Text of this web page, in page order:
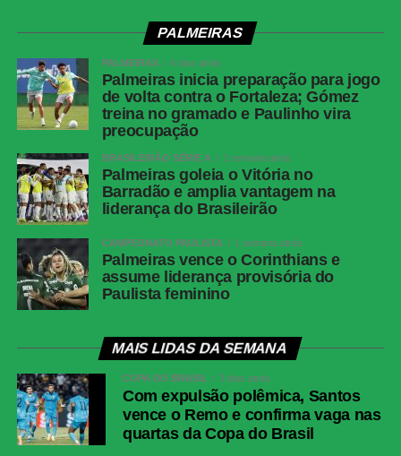
PALMEIRAS
PALMEIRAS 4 dias atrás
Palmeiras inicia preparação para jogo
de volta contra o Fortaleza; Gómez
treina no gramado e Paulinho vira
preocupação
BRASILEIRÃO SÉRIE A 1 semana atrás
Palmeiras goleia o Vitória no
Barradão e amplia vantagem na
liderança do Brasileirão
CAMPEONATO PAULISTA 1 semana atrás
Palmeiras vence o Corinthians e
assume liderança provisória do
Paulista feminino
MAIS LIDAS DA SEMANA
COPA DO BRASIL 3 dias atrás
Com expulsão polêmica, Santos
vence o Remo e confirma vaga nas
quartas da Copa do Brasil